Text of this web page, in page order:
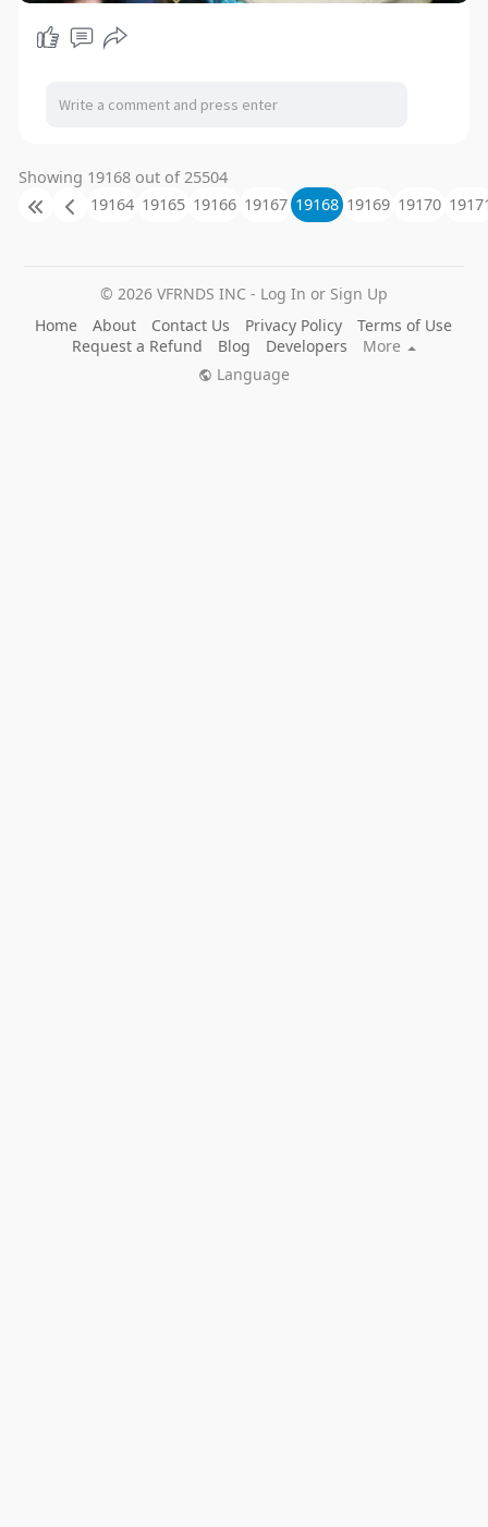
Showing 19168 out of 25504
19164 19165 19166 19167 19168 19169 19170
© 2026 VFRNDS INC - Log In or Sign Up
Home
About Contact Us Privacy Policy
Terms of Use
Request a Refund
Blog Developers
More
Language